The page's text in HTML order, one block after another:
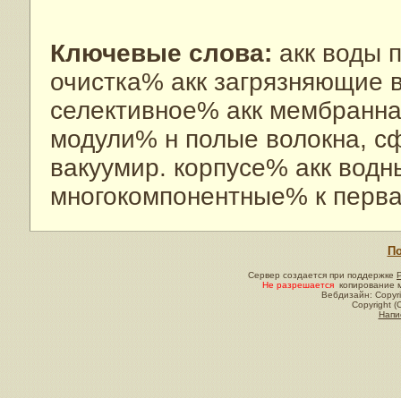
Ключевые слова: акк воды
очистка% акк загрязняющие
селективное% акк
модули% н полые волокна,
вакуумир. корпусе% акк
многокомпонентные% к
Сервер создается при поддержке
Не разрешается копирование
Вебдизайн:
Copyright